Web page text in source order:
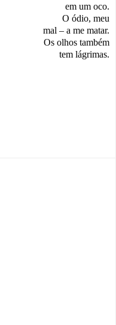
em um oco.
O ódio, meu
mal – a me matar.
Os olhos também
tem lágrimas.